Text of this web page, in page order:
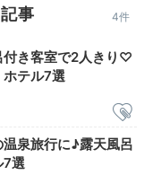
本
せのうみ）」の
事 4件
付き客室で2人きり♡
ホテル7選
温泉旅行に♪露天風呂
7選